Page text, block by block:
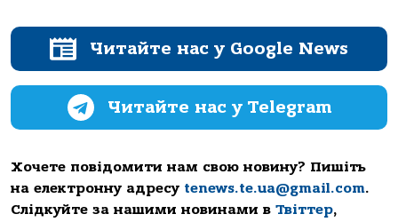
Читайте нас у Google News
Читайте нас у Telegram
Хочете повідомити нам свою новину? Пишіть
на електронну адресу tenews.te.ua@gmail.com.
Слідкуйте за нашими новинами в Твіттер,